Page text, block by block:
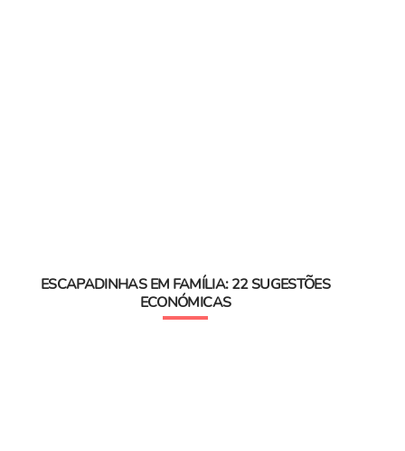
ESCAPADINHAS EM FAMÍLIA: 22 SUGESTÕES
ECONÓMICAS